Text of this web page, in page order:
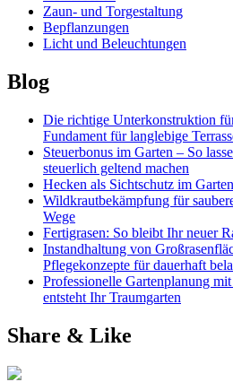
Zaun- und Torgestaltung
Bepflanzungen
Licht und Beleuchtungen
Blog
Die richtige Unterkonstruktion
Fundament für langlebige
Steuerbonus im Garten – So
steuerlich geltend machen
Hecken als Sichtschutz im
Wildkrautbekämpfung für
Wege
Fertigrasen: So bleibt Ihr neuer
Instandhaltung von
Pflegekonzepte für dauerhaft
Professionelle Gartenplanung
entsteht Ihr Traumgarten
Share & Like